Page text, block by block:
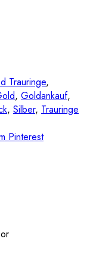
Trauringe,
, Goldankauf,
, Silber, Trauringe
Pinterest